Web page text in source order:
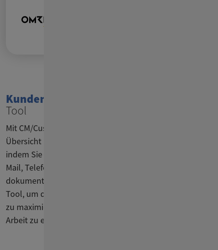
Kundenanfragen
Tool
Mit CM/Customer Service erhalten Sie eine zentrale
Übersicht über alle Kundenanfragen und Aufgaben,
indem Sie Ihre unterschiedlichen Eingangskanäle wie E-
Mail, Telefon (CTI) und Chat konsolidieren. Die Lösung
dokumentiert alle Anfragen als Tickets sauber in einem
Tool, um die Effizienz und Qualität des Kundenservice
zu maximieren und Ihren Supportmitarbeitern die
Arbeit zu erleichtern.